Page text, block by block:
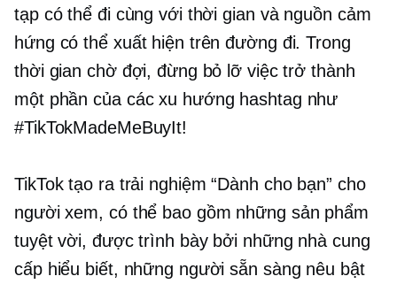
tạp có thể đi cùng với thời gian và nguồn cảm
hứng có thể xuất hiện trên đường đi. Trong
thời gian chờ đợi, đừng bỏ lỡ việc trở thành
một phần của các xu hướng hashtag như
#TikTokMadeMeBuyIt!
TikTok tạo ra trải nghiệm “Dành cho bạn” cho
người xem, có thể bao gồm những sản phẩm
tuyệt vời, được trình bày bởi những nhà cung
cấp hiểu biết, những người sẵn sàng nêu bật